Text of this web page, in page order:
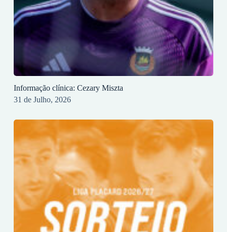
Informação clínica: Cezary Miszta
31 de Julho, 2026